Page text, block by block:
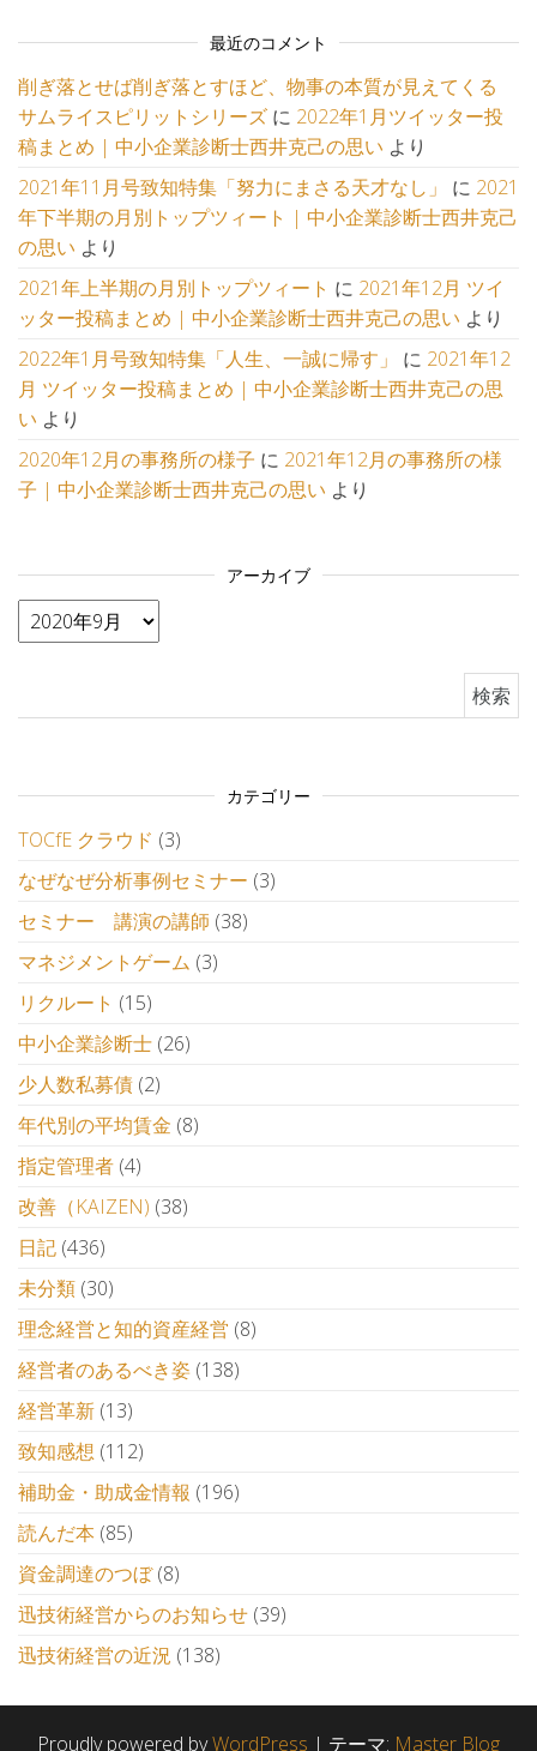
最近のコメント
削ぎ落とせば削ぎ落とすほど、物事の本質が見えてくる
サムライスピリットシリーズ に 2022年1月ツイッター投
稿まとめ | 中小企業診断士西井克己の思い より
2021年11月号致知特集「努力にまさる天才なし」
に 2021
年下半期の月別トップツィート | 中小企業診断士西井克己
の思い より
2021年上半期の月別トップツィート に 2021年12月 ツイ
ッター投稿まとめ | 中小企業診断士西井克己の思い より
2022年1月号致知特集「人生、一誠に帰す」
に 2021年12
月 ツイッター投稿まとめ | 中小企業診断士西井克己の思
い より
2020年12月の事務所の様子 に 2021年12月の事務所の様
子 | 中小企業診断士西井克己の思い より
アーカイブ
アーカイブ
カテゴリー
TOCfE クラウド (3)
なぜなぜ分析事例セミナー (3)
セミナー 講演の講師 (38)
マネジメントゲーム (3)
リクルート (15)
中小企業診断士 (26)
少人数私募債 (2)
年代別の平均賃金 (8)
指定管理者 (4)
改善（KAIZEN) (38)
日記 (436)
未分類 (30)
理念経営と知的資産経営 (8)
経営者のあるべき姿 (138)
経営革新 (13)
致知感想 (112)
補助金・助成金情報 (196)
読んだ本 (85)
資金調達のつぼ(8)
迅技術経営からのお知らせ (39)
迅技術経営の近況 (138)
Proudly powered byWordPress | テーマ: Master Blog